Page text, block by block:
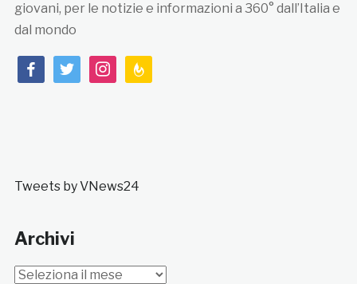
giovani, per le notizie e informazioni a 360° dall’Italia e
dal mondo
facebooktwitterinstagramfeedburner
Tweets by VNews24
Archivi
Archivi